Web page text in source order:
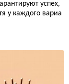
успех,
у каждого вариа